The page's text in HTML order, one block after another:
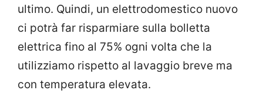
ultimo. Quindi, un elettrodomestico nuovo
ci potrà far risparmiare sulla bolletta
elettrica fino al 75% ogni volta che la
utilizziamo rispetto al lavaggio breve ma
con temperatura elevata.